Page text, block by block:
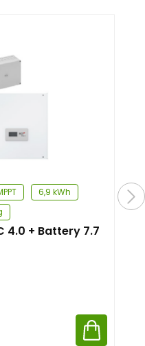
6,9 kWh
4.0 + Battery 7.7